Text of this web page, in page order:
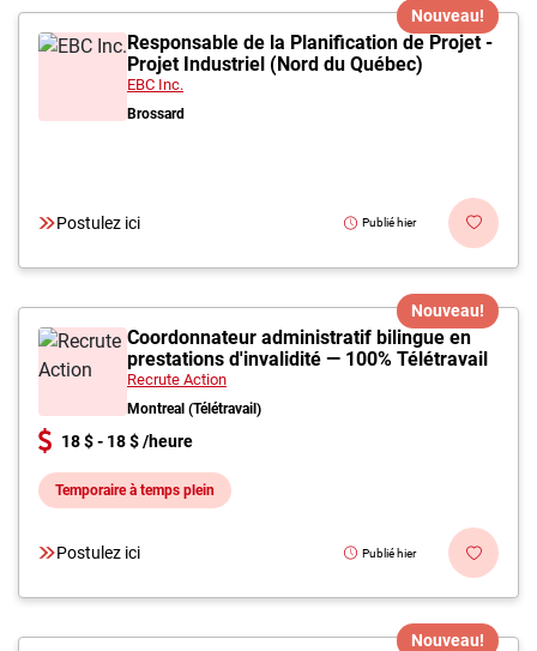
Nouveau!
Responsable de la Planification de Projet -
Projet Industriel (Nord du Québec)
EBC Inc.
Brossard
Postulez ici Publié hier
Nouveau!
Coordonnateur administratif bilingue en
prestations d'invalidité — 100% Télétravail
Recrute Action
Montreal (Télétravail)
18 $ - 18 $ /heure
Temporaire à temps plein
Postulez ici Publié hier
Nouveau!